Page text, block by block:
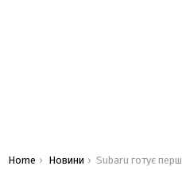
You are here:
Home Новини Subaru готує перший “дикий” гібрид